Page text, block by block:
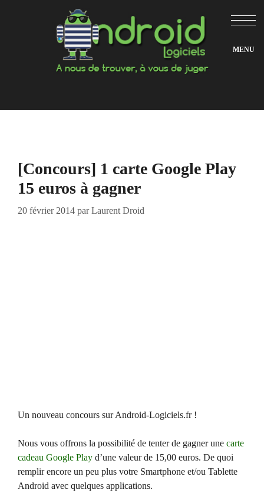
[Concours] 1 carte Google Play
15 euros à gagner
20 février 2014 parLaurent Droid
Un nouveau concours sur Android-Logiciels.fr !
Nous vous offrons la possibilité de tenter de gagner une carte
cadeau Google Play d’une valeur de 15,00 euros. De quoi
remplir encore un peu plus votre Smartphone et/ou Tablette
Android avec quelques applications.